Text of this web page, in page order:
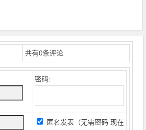
共有0条评论
密码:
匿名发表（无需密码现在